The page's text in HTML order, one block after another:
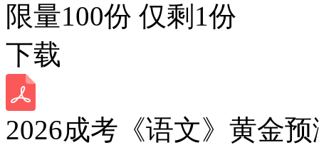
限量100份 仅剩 1份
下载
2026成考《语文》黄金